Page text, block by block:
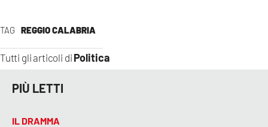
TAG REGGIO CALABRIA
Tutti gli articoli di Politica
PIÙ LETTI
IL DRAMMA